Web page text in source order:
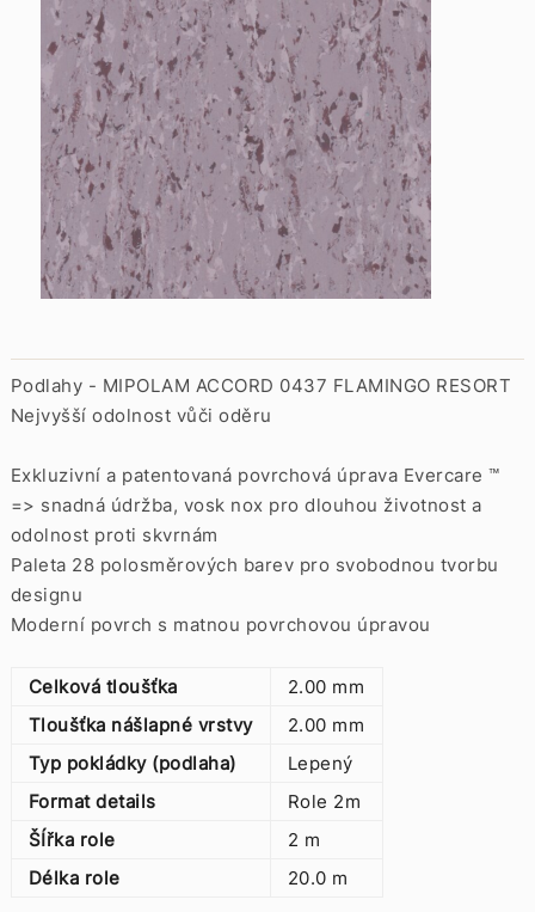
Podlahy - MIPOLAM ACCORD 0437 FLAMINGO RESORT
Nejvyšší odolnost vůči oděru
Exkluzivní a patentovaná povrchová úprava Evercare ™
=> snadná údržba, vosk nox pro dlouhou životnost a
odolnost proti skvrnám
Paleta 28 polosměrových barev pro svobodnou tvorbu
designu
Moderní povrch s matnou povrchovou úpravou
Celková tloušťka
2.00 mm
Tloušťka nášlapné vrstvy
2.00 mm
Typ pokládky (podlaha)
Lepený
Format details
Role 2m
ŠÍřka role
2 m
Délka role
20.0 m